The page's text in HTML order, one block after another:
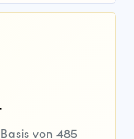
von 485